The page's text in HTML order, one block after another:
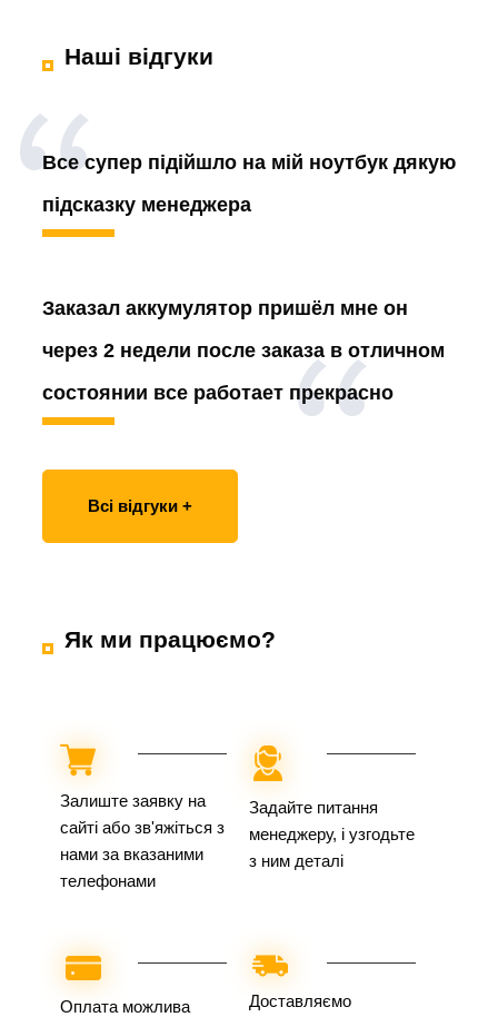
Наші відгуки
Все супер підійшло на мій ноутбук дякую
підсказку менеджера
Заказал аккумулятор пришёл мне он
через 2 недели после заказа в отличном
состоянии все работает прекрасно
Всі відгуки +
Як ми працюємо?
Залиште заявку на
сайті або зв'яжіться з
нами за вказаними
телефонами
Задайте питання
менеджеру, і узгодьте
з ним деталі
Оплата можлива
Доставляємо